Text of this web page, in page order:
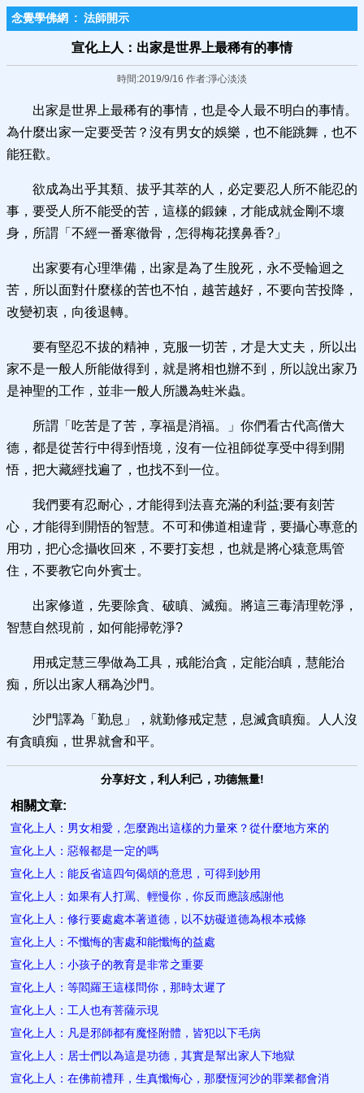
念覺學佛網 : 法師開示
宣化上人：出家是世界上最稀有的事情
時間:2019/9/16 作者:淨心淡淡
出家是世界上最稀有的事情，也是令人最不明白的事情。
為什麼出家一定要受苦？沒有男女的娛樂，也不能跳舞，也不
能狂歡。
欲成為出乎其類、拔乎其萃的人，必定要忍人所不能忍的
事，要受人所不能受的苦，這樣的鍛鍊，才能成就金剛不壞
身，所謂「不經一番寒徹骨，怎得梅花撲鼻香?」
出家要有心理準備，出家是為了生脫死，永不受輪迴之
苦，所以面對什麼樣的苦也不怕，越苦越好，不要向苦投降，
改變初衷，向後退轉。
要有堅忍不拔的精神，克服一切苦，才是大丈夫，所以出
家不是一般人所能做得到，就是將相也辦不到，所以說出家乃
是神聖的工作，並非一般人所譏為蛀米蟲。
所謂「吃苦是了苦，享福是消福。」你們看古代高僧大
德，都是從苦行中得到悟境，沒有一位祖師從享受中得到開
悟，把大藏經找遍了，也找不到一位。
我們要有忍耐心，才能得到法喜充滿的利益;要有刻苦
心，才能得到開悟的智慧。不可和佛道相違背，要攝心專意的
用功，把心念攝收回來，不要打妄想，也就是將心猿意馬管
住，不要教它向外賓士。
出家修道，先要除貪、破瞋、滅痴。將這三毒清理乾淨，
智慧自然現前，如何能掃乾淨?
用戒定慧三學做為工具，戒能治貪，定能治瞋，慧能治
痴，所以出家人稱為沙門。
沙門譯為「勤息」，就勤修戒定慧，息滅貪瞋痴。人人沒
有貪瞋痴，世界就會和平。
分享好文，利人利己，功德無量!
相關文章:
宣化上人：男女相愛，怎麼跑出這樣的力量來？從什麼地方來的
宣化上人：惡報都是一定的嗎
宣化上人：能反省這四句偈頌的意思，可得到妙用
宣化上人：如果有人打罵、輕慢你，你反而應該感謝他
宣化上人：修行要處處本著道德，以不妨礙道德為根本戒條
宣化上人：不懺悔的害處和能懺悔的益處
宣化上人：小孩子的教育是非常之重要
宣化上人：等閻羅王這樣問你，那時太遲了
宣化上人：工人也有菩薩示現
宣化上人：凡是邪師都有魔怪附體，皆犯以下毛病
宣化上人：居士們以為這是功德，其實是幫出家人下地獄
宣化上人：在佛前禮拜，生真懺悔心，那麼恆河沙的罪業都會消